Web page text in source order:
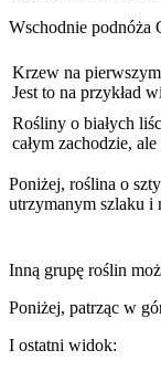
Wschodnie podnóża
Krzew na
Jest to na przykład
Rośliny o białych
całym zachodzie,
Poniżej, roślina o
utrzymanym szlaku i
Inną grupę roślin
Poniżej, patrząc w
I ostatni widok: